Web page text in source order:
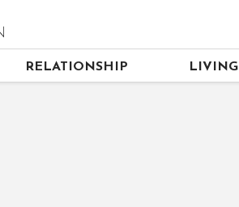
RELATIONSHIP LIVING